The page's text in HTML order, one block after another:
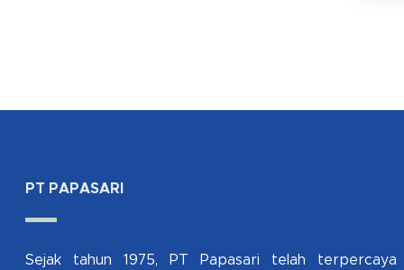
PT PAPASARI
Sejak tahun 1975, PT Papasari telah terpercaya